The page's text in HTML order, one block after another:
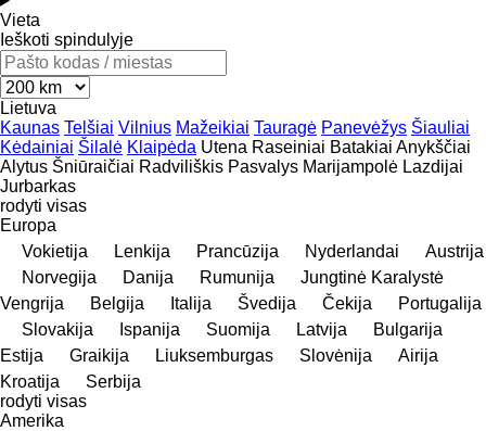
Vieta
Ieškoti spindulyje
Lietuva
Kaunas Telšiai Vilnius Mažeikiai Tauragė Panevėžys Šiauliai
Kėdainiai Šilalė Klaipėda Utena Raseiniai Batakiai Anykščiai
Alytus Šniūraičiai Radviliškis Pasvalys Marijampolė Lazdijai
Jurbarkas
rodyti visas
Europa
Vokietija
Lenkija Prancūzija Nyderlandai
Austrija
Norvegija
Danija Rumunija
Jungtinė Karalystė
Vengrija
Belgija Italija Švedija Čekija
Portugalija
Slovakija
Ispanija Suomija Latvija
Bulgarija
Estija
Graikija Liuksemburgas Slovėnija
Airija
Kroatija
Serbija
rodyti visas
Amerika